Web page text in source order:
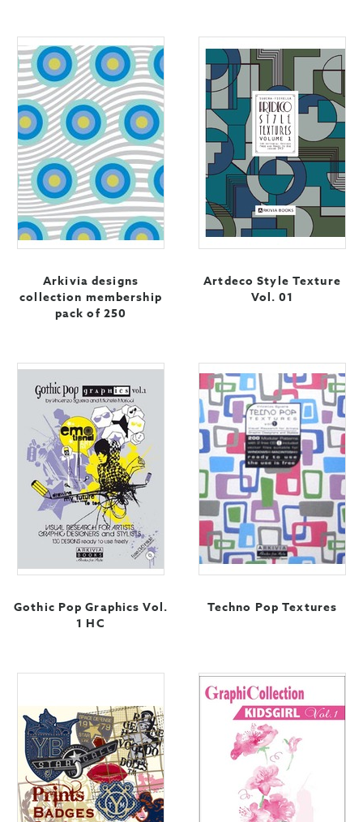
Arkivia designs
collection membership
pack of 250
Artdeco Style Texture
Vol. 01
Gothic Pop Graphics Vol.
1 HC
Techno Pop Textures